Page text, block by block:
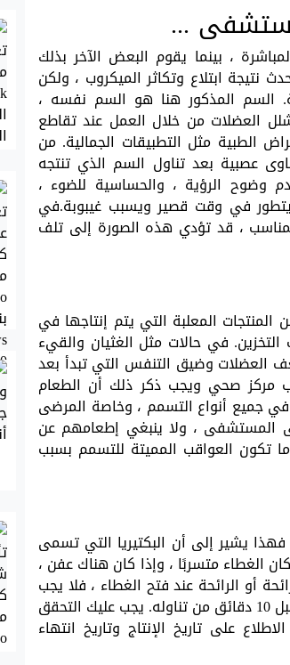
...
، بينما يقوم البعض الآخر بذلك
نتيجة ابتلاع وتكاثر الميكروب ، ولكن
السم المذكور هنا هو السم نفسه ،
العضلات من خلال العمل عند تقاطع
الطبية مثل التطبيقات الجمالية. من
عصبية بعد تناول السم الذي تنتجه
وضوح الرؤية ، والحساسية للضوء ،
في وقت قصير ويسبب غيبوبة.في
، قد تؤدي هذه الصورة إلى تلف
المعلبة التي يتم إنتاجها في
في حالات مثل الغثيان والقيء
العضلات وضيق التنفس التي تبدأ بعد
مركز صحي ويجب ذكر ذلك أن الطعام
جميع أنواع التسمم ، وخاصة المرضى
المستشفى ، ولا ينبغي إطعامهم عن
تكون العواقب المميتة للتسمم بسبب
يشير إلى أن البكتيريا التي تسمى
الغطاء متسربًا ، وإذا كان هناك عفن ،
أو الرائحة عند فتح الغطاء ، فلا يجب
استهلاك هذا أيضًا. كإجراء احترازي ، يجب غلي الطعام المعلب قبل 10 دقائق من تناوله. يجب عليك التحقق
على تاريخ الإنتاج وتاريخ انتهاء